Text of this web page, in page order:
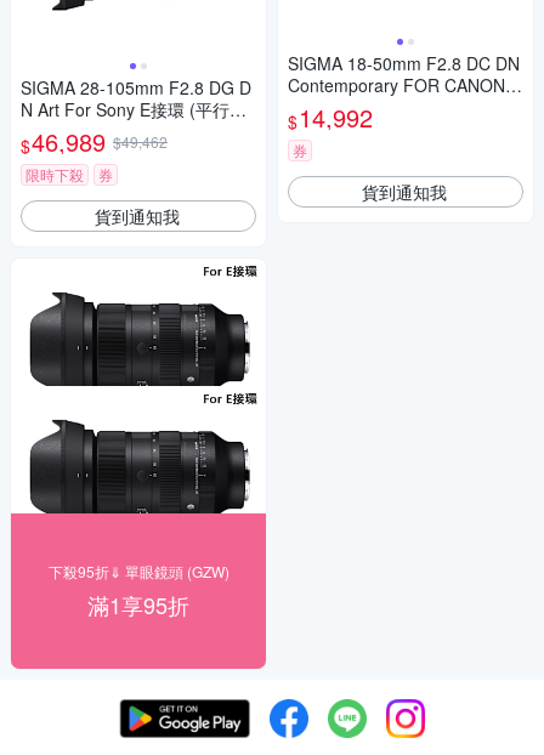
SIGMA 28-105mm F2.8 DG D
N Art For Sony E接環 (平行輸
入)
$46,989 $49,462
限時下殺
券
貨到通知我
下殺95折⇓ 單眼鏡頭 (GZW)
滿1享95折
SIGMA 18-50mm F2.8 DC DN
Contemporary FOR CANON
公司貨
$14,992
券
貨到通知我